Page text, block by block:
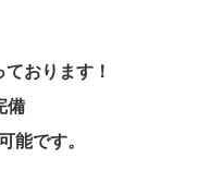
おります！
備
能です。